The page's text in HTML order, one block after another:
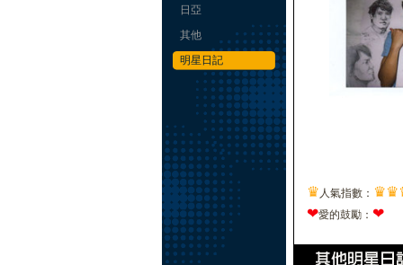
日亞
其他
明星日記
♛ 人氣指數： ♛♛
❤愛的鼓勵： ❤